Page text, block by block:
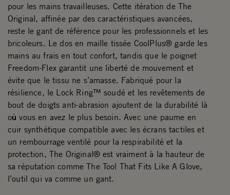
pour les mains travailleuses. Cette itération de The
Original, affinée par des caractéristiques avancées,
reste le gant de référence pour les professionnels et les
bricoleurs. Le dos en maille tissée CoolPlus® garde les
mains au frais en tout confort, tandis que le poignet
Freedom-Flex garantit une liberté de mouvement et
évite que le tissu ne s’amasse. Fabriqué pour la
résilience, le Lock Ring™ soudé et les revêtements de
bout de doigts anti-abrasion ajoutent de la durabilité là
où vous en avez le plus besoin. Avec une paume en
cuir synthétique compatible avec les écrans tactiles et
un rembourrage ventilé pour la respirabilité et la
protection, The Original® est vraiment à la hauteur de
sa réputation comme The Tool That Fits Like A Glove,
l’outil qui va comme un gant.